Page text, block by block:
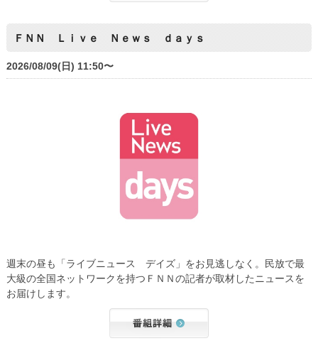
ＦＮＮ Ｌｉｖｅ Ｎｅｗｓ ｄａｙｓ
2026/08/09(日) 11:50〜
週末の昼も「ライブニュース デイズ」をお見逃しなく。民放で最
大級の全国ネットワークを持つＦＮＮの記者が取材したニュースを
お届けします。